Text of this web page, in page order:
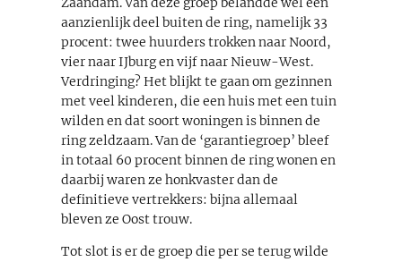
aanzienlijk deel buiten de ring, namelijk 33
procent: twee huurders trokken naar Noord,
vier naar IJburg en vijf naar Nieuw-West.
Verdringing? Het blijkt te gaan om gezinnen
met veel kinderen, die een huis met een tuin
wilden en dat soort woningen is binnen de
ring zeldzaam. Van de ‘garantiegroep’ bleef
in totaal 60 procent binnen de ring wonen en
daarbij waren ze honkvaster dan de
definitieve vertrekkers: bijna allemaal
bleven ze Oost trouw.
Tot slot is er de groep die per se terug wilde